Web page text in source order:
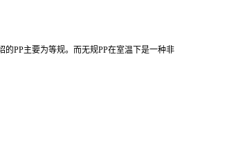
的PP主要为等规。而无规PP在室温下是一种非